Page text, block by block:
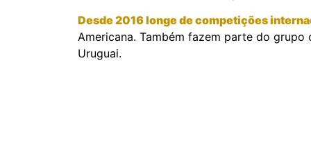
Desde 2016 longe de competições
Americana. Também fazem parte do
Uruguai.